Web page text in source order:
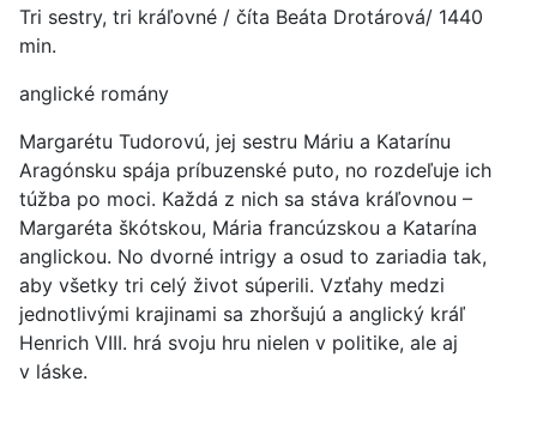
Tri sestry, tri kráľovné / číta Beáta Drotárová/ 1440
min.
anglické romány
Margarétu Tudorovú, jej sestru Máriu a Katarínu
Aragónsku spája príbuzenské puto, no rozdeľuje ich
túžba po moci. Každá z nich sa stáva kráľovnou –
Margaréta škótskou, Mária francúzskou a Katarína
anglickou. No dvorné intrigy a osud to zariadia tak,
aby všetky tri celý život súperili. Vzťahy medzi
jednotlivými krajinami sa zhoršujú a anglický kráľ
Henrich VIII. hrá svoju hru nielen v politike, ale aj
v láske.